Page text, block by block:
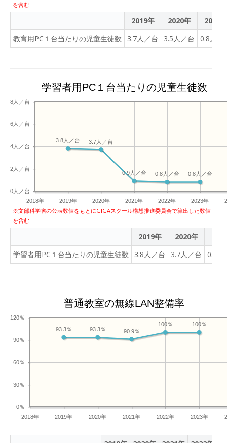
を含む
2019年 2020年
2021年
教育用PC１台当たりの児童生徒数
3.7人／台 3.5人／台 0.8人／
学習者用PC１台当たりの児童生徒数
2018年 2019年 2020年 2021年 2022年 2023年
0人／台
2人／台
4人／台
6人／台
8人／台
0.8人／台
0.8人／台
0.9人／台
3.7人／台
3.8人／台
※文部科学省の公表数値をもとにGIGAスクール構想推進委員会で算出した数値
を含む
2019年 2020年
学習者用PC１台当たりの児童生徒数
3.8人／台 3.7人／台 0.9人
普通教室の無線LAN整備率
2018年 2019年 2020年 2021年 2022年 2023年
0％
30％
60％
90％
120％
100％
100％
90.9％
93.3％
93.3％